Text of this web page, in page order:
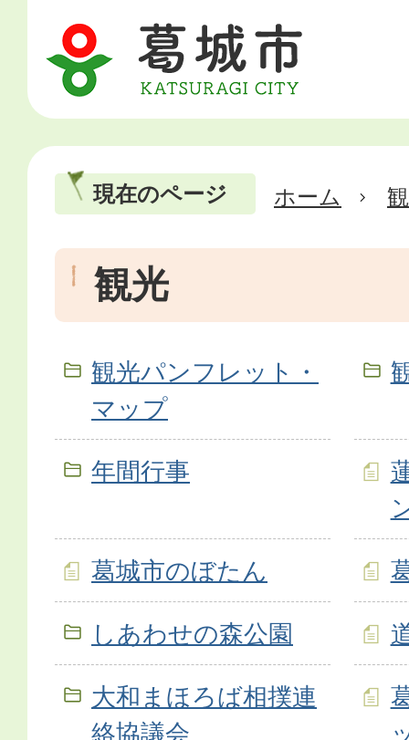
現在のページ ホーム
観光
観光パンフレット・
マップ
年間行事
葛城市のぼたん
しあわせの森公園
大和まほろば相撲連
絡協議会